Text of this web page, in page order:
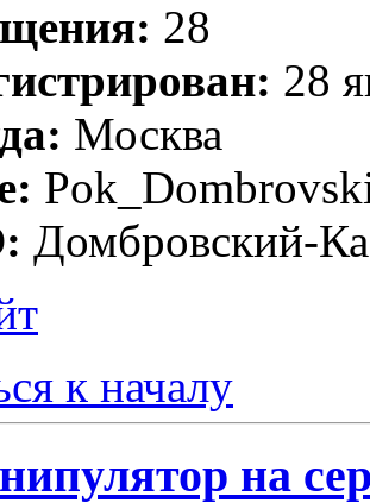
28
28
Москва
Домбровский-
к началу
на